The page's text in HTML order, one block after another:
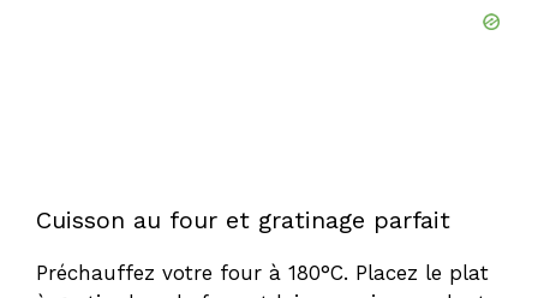
Cuisson au four et gratinage parfait
Préchauffez votre four à 180°C. Placez le plat